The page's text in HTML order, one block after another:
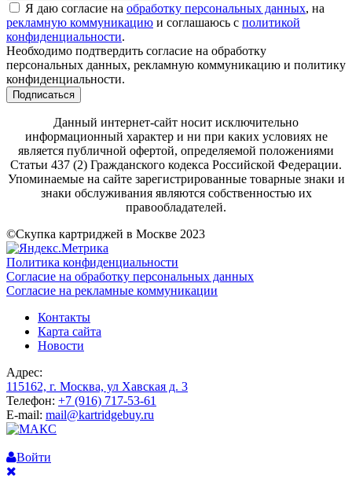
Я даю согласие на обработку персональных данных, на
рекламную коммуникацию и соглашаюсь с политикой
конфиденциальности.
Необходимо подтвердить согласие на обработку
персональных данных, рекламную коммуникацию и политику
конфиденциальности.
Подписаться
Данный интернет-сайт носит исключительно
информационный характер и ни при каких условиях не
является публичной офертой, определяемой положениями
Статьи 437 (2) Гражданского кодекса Российской Федерации.
Упоминаемые на сайте зарегистрированные товарные знаки и
знаки обслуживания являются собственностью их
правообладателей.
©Скупка картриджей в Москве 2023
Политика конфиденциальности
Согласие на обработку персональных данных
Согласие на рекламные коммуникации
Контакты
Карта сайта
Новости
Адрес:
115162, г. Москва, ул Хавская д. 3
Телефон: +7 (916) 717-53-61
E-mail: mail@kartridgebuy.ru
Войти